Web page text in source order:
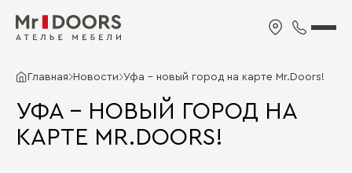
Главная Новости Уфа - новый город на карте Mr.Doors!
УФА - НОВЫЙ ГОРОД НА
КАРТЕ MR.DOORS!